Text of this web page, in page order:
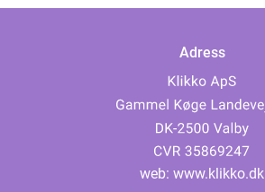
Adress
web: www.klikko.dk